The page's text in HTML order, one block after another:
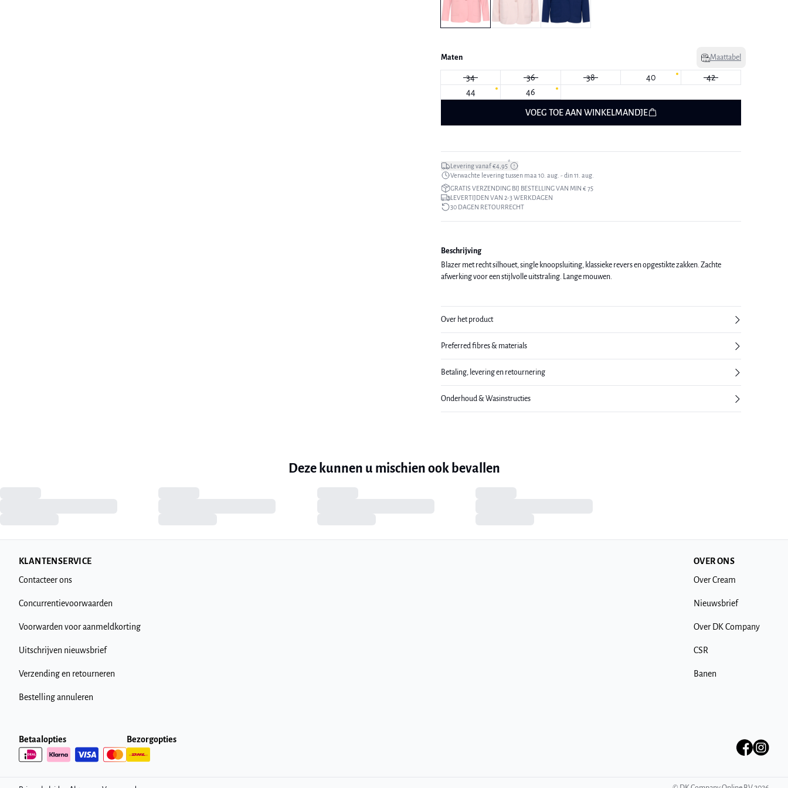
Maten Maattabel
34 36 38 40
42
44
46
VOEG TOE AAN WINKELMANDJE
Levering vanaf €4,95*
Verwachte levering tussen maa 10. aug. - din 11. aug.
GRATIS VERZENDING BIJ BESTELLING VAN MIN € 75
LEVERTIJDEN VAN 2-3 WERKDAGEN
30 DAGEN RETOURRECHT
Beschrijving
Blazer met recht silhouet, single knoopsluiting, klassieke revers en opgestikte zakken. Zachte
afwerking voor een stijlvolle uitstraling. Lange mouwen.
Over het product
Preferred fibres & materials
Betaling, levering en retournering
Onderhoud & Wasinstructies
Deze kunnen u mischien ook bevallen
KLANTENSERVICE
Contacteer ons
Concurrentievoorwaarden
Voorwarden voor aanmeldkorting
Uitschrijven nieuwsbrief
Verzending en retourneren
Bestelling annuleren
OVER ONS
Over Cream
Nieuwsbrief
Over DK Company
CSR
Banen
Betaalopties Bezorgopties